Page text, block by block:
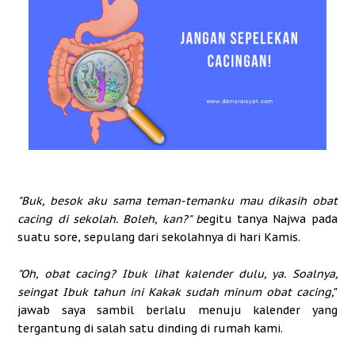
"Buk, besok aku sama teman-temanku mau dikasih obat
cacing di sekolah. Boleh, kan?" begitu tanya Najwa pada
suatu sore, sepulang dari sekolahnya di hari Kamis.
"Oh, obat cacing? Ibuk lihat kalender dulu, ya. Soalnya,
seingat Ibuk tahun ini Kakak sudah minum obat cacing,"
jawab saya sambil berlalu menuju kalender yang
tergantung di salah satu dinding di rumah kami.